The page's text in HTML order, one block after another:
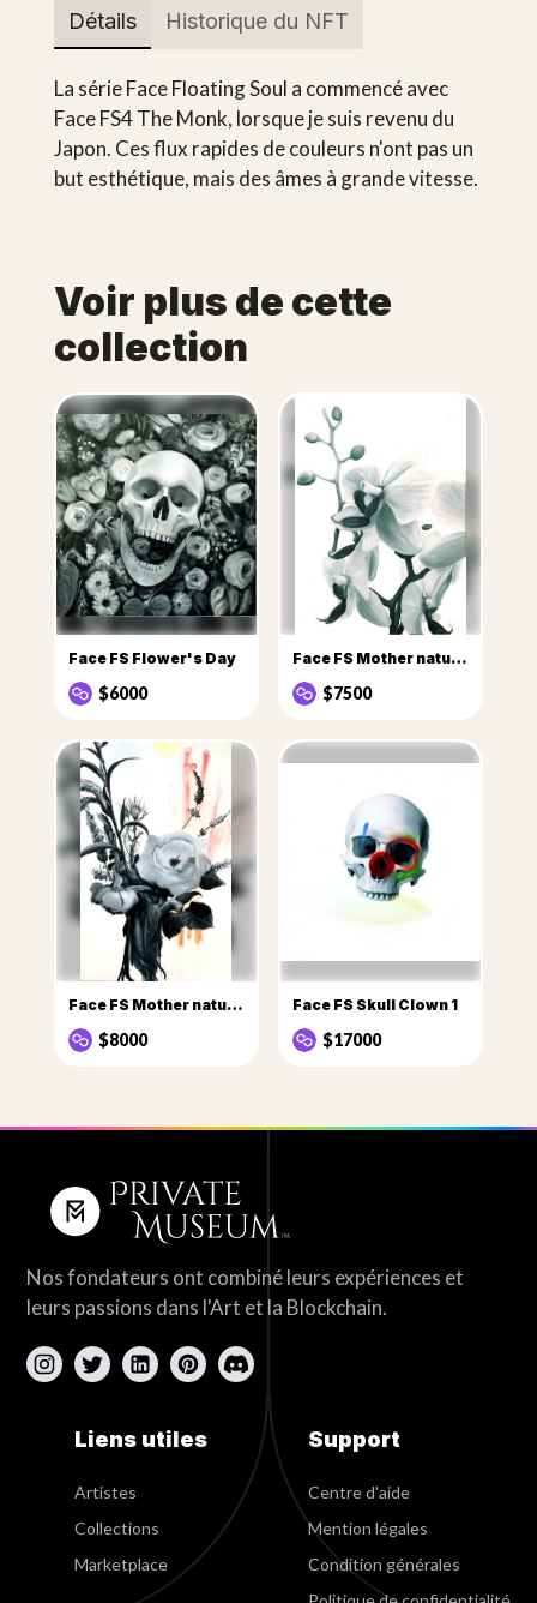
Détails Historique du NFT
La série Face Floating Soul a commencé avec
Face FS4 The Monk, lorsque je suis revenu du
Japon. Ces flux rapides de couleurs n'ont pas un
but esthétique, mais des âmes à grande vitesse.
Voir plus de cette
collection
Face FS Flower's Day
$6000
Face FS Mother nature Flowers
$7500
Face FS Mother nature flowers 1
$8000
Face FS Skull Clown 1
$17000
Nos fondateurs ont combiné leurs expériences et
leurs passions dans l'Art et la Blockchain.
Liens utiles
Artistes
Collections
Marketplace
Support
Centre d'aide
Mention légales
Condition générales